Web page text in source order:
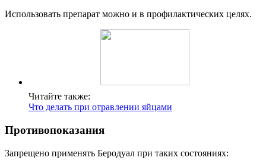
Использовать препарат можно и в профилактических целях.
Читайте также:
Что делать при отравлении яйцами
Противопоказания
Запрещено применять Беродуал при таких состояниях: